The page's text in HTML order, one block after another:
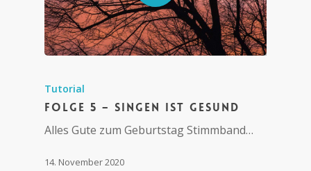
Tutorial
Folge 5 – Singen ist gesund
Alles Gute zum Geburtstag Stimmband…
14. November 2020